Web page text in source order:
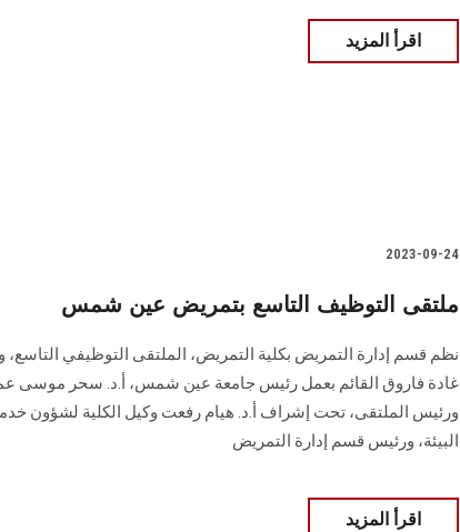
اقرأ المزيد
2023-09-24
ملتقى التوظيف التاسع بتمريض عين شمس
نظم قسم إدارة التمريض بكلية التمريض، الملتقى التوظيفي التاسع،
غادة فاروق القائم بعمل رئيس جامعة عين شمس، أ.د. سحر موسى
ورئيس الملتقى، تحت إشراف أ.د. هيام رفعت وكيل الكلية لشؤون
البيئة، ورئيس قسم إدارة التمريض
اقرأ المزيد